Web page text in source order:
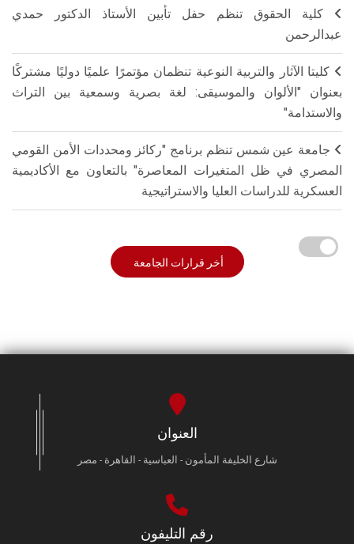
كلية الحقوق تنظم حفل تأبين الأستاذ الدكتور حمدي
عبدالرحمن
كليتا الآثار والتربية النوعية تنظمان مؤتمرًا علميًا دوليًا مشتركًا
بعنوان "الألوان والموسيقى: لغة بصرية وسمعية بين التراث
والاستدامة"
جامعة عين شمس تنظم برنامج "ركائز ومحددات الأمن القومي
المصري في ظل المتغيرات المعاصرة" بالتعاون مع الأكاديمية
العسكرية للدراسات العليا والاستراتيجية
أخر قرارات الجامعة
العنوان
شارع الخليفة المأمون - العباسية - القاهرة - مصر
رقم التليفون